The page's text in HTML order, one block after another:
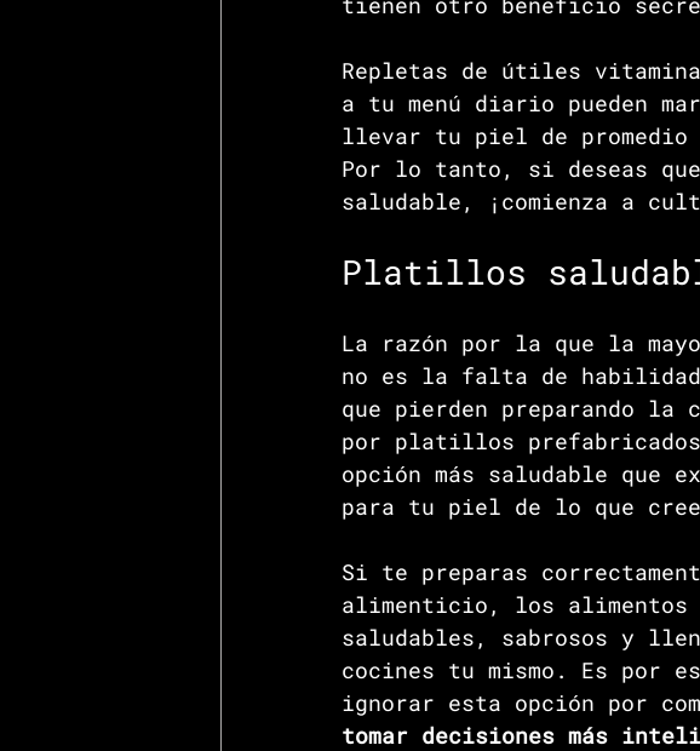
Repletas de útiles
a tu menú diario pueden
llevar tu piel de promedio
Por lo tanto, si deseas
saludable, ¡comienza a
Platillos
La razón por la que la
no es la falta de
que pierden preparando la
por platillos
opción más saludable que
para tu piel de lo que
Si te preparas
alimenticio, los alimentos
saludables, sabrosos y
cocines tu mismo. Es por
ignorar esta opción por
tomar decisiones más